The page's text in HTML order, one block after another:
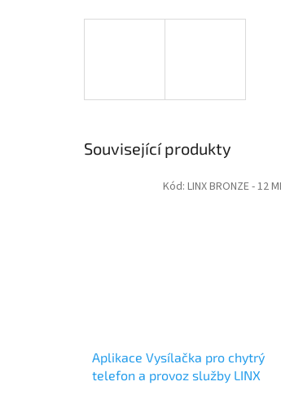
Související produkty
Aplikace Vysílačka pro chytrý
telefon a provoz služby LINX
Kód: LINX BRONZE - 12